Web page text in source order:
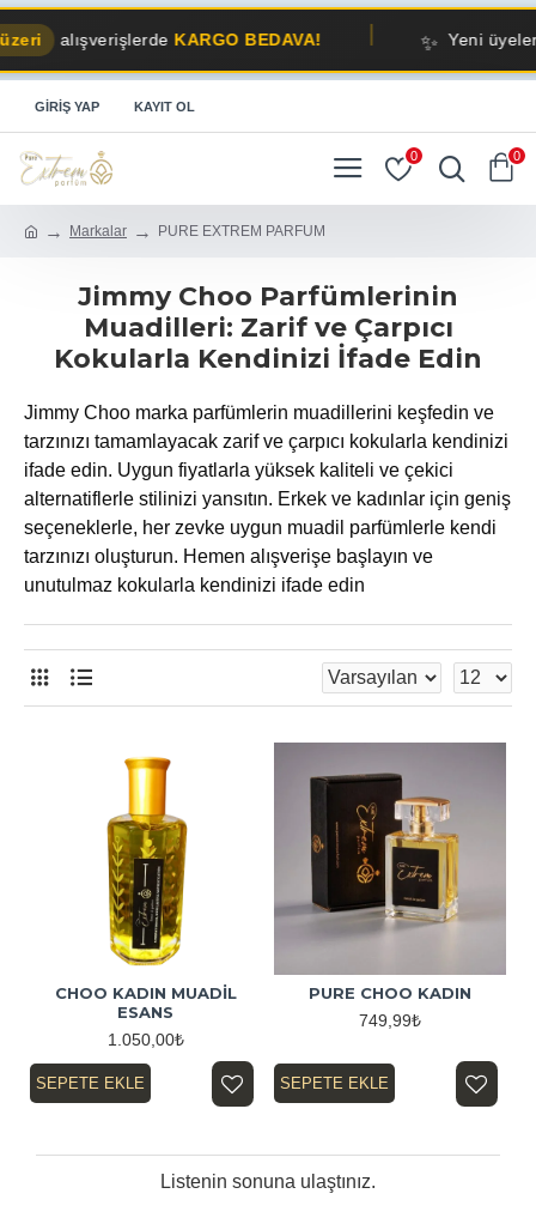
alışverişlerdeKARGO BEDAVA! Yeni üyelere
GIRIŞ YAP KAYIT OL
0 0
Markalar PURE EXTREM PARFUM
Jimmy Choo Parfümlerinin
Muadilleri: Zarif ve Çarpıcı
Kokularla Kendinizi İfade Edin
Jimmy Choo marka parfümlerin muadillerini keşfedin ve
tarzınızı tamamlayacak zarif ve çarpıcı kokularla kendinizi
ifade edin. Uygun fiyatlarla yüksek kaliteli ve çekici
alternatiflerle stilinizi yansıtın. Erkek ve kadınlar için geniş
seçeneklerle, her zevke uygun muadil parfümlerle kendi
tarzınızı oluşturun. Hemen alışverişe başlayın ve
unutulmaz kokularla kendinizi ifade edin
CHOO KADIN MUADİL
ESANS
1.050,00₺
SEPETE EKLE
PURE CHOO KADIN
749,99₺
SEPETE EKLE
Listenin sonuna ulaştınız.